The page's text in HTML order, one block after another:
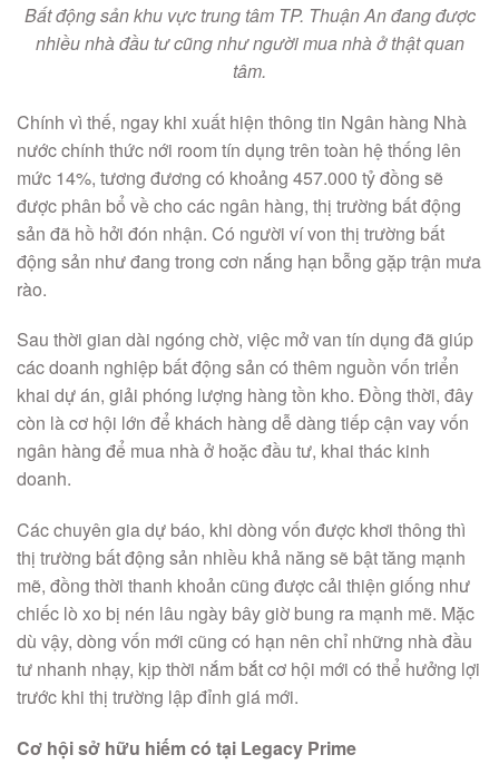
Bất động sản khu vực trung tâm TP. Thuận An đang được
nhiều nhà đầu tư cũng như người mua nhà ở thật quan
tâm.
Chính vì thế, ngay khi xuất hiện thông tin Ngân hàng Nhà
nước chính thức nới room tín dụng trên toàn hệ thống lên
mức 14%, tương đương có khoảng 457.000 tỷ đồng sẽ
được phân bổ về cho các ngân hàng, thị trường bất động
sản đã hồ hởi đón nhận. Có người ví von thị trường bất
động sản như đang trong cơn nắng hạn bỗng gặp trận mưa
rào.
Sau thời gian dài ngóng chờ, việc mở van tín dụng đã giúp
các doanh nghiệp bất động sản có thêm nguồn vốn triển
khai dự án, giải phóng lượng hàng tồn kho. Đồng thời, đây
còn là cơ hội lớn để khách hàng dễ dàng tiếp cận vay vốn
ngân hàng để mua nhà ở hoặc đầu tư, khai thác kinh
doanh.
Các chuyên gia dự báo, khi dòng vốn được khơi thông thì
thị trường bất động sản nhiều khả năng sẽ bật tăng mạnh
mẽ, đồng thời thanh khoản cũng được cải thiện giống như
chiếc lò xo bị nén lâu ngày bây giờ bung ra mạnh mẽ. Mặc
dù vậy, dòng vốn mới cũng có hạn nên chỉ những nhà đầu
tư nhanh nhạy, kịp thời nắm bắt cơ hội mới có thể hưởng lợi
trước khi thị trường lập đỉnh giá mới.
Cơ hội sở hữu hiếm có tại Legacy Prime